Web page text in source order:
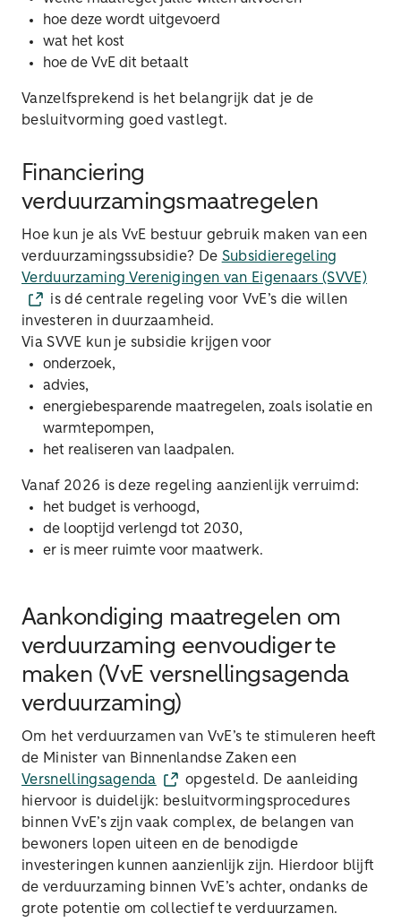
hoe deze wordt uitgevoerd
wat het kost
hoe de VvE dit betaalt
Vanzelfsprekend is het belangrijk dat je de
besluitvorming goed vastlegt.
Financiering
verduurzamingsmaatregelen
Hoe kun je als VvE bestuur gebruik maken van een
verduurzamingssubsidie? De Subsidieregeling
Verduurzaming Verenigingen van Eigenaars (SVVE)
is dé centrale regeling voor VvE’s die willen
investeren in duurzaamheid.
Via SVVE kun je subsidie krijgen voor
onderzoek,
advies,
energiebesparende maatregelen, zoals isolatie en
warmtepompen,
het realiseren van laadpalen.
Vanaf 2026 is deze regeling aanzienlijk verruimd:
het budget is verhoogd,
de looptijd verlengd tot 2030,
er is meer ruimte voor maatwerk.
Aankondiging maatregelen om
verduurzaming eenvoudiger te
maken (VvE versnellingsagenda
verduurzaming)
Om het verduurzamen van VvE’s te stimuleren heeft
de Minister van Binnenlandse Zaken een
Versnellingsagenda
opgesteld. De aanleiding
hiervoor is duidelijk: besluitvormingsprocedures
binnen VvE’s zijn vaak complex, de belangen van
bewoners lopen uiteen en de benodigde
investeringen kunnen aanzienlijk zijn. Hierdoor blijft
de verduurzaming binnen VvE’s achter, ondanks de
grote potentie om collectief te verduurzamen.